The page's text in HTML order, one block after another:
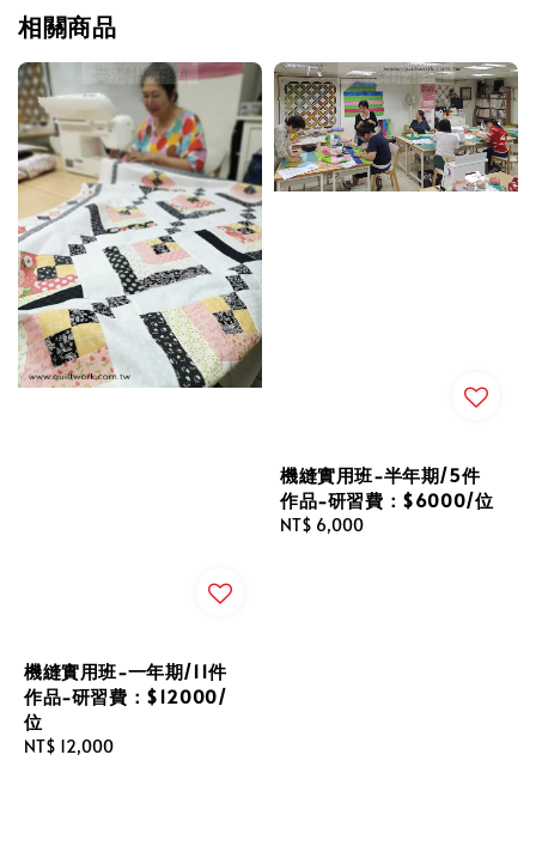
相關商品
機縫實用班-一年期/11件
作品-研習費：$12000/
位
Regular
NT$ 12,000
機縫實用班-半年期/5件
作品-研習費：$6000/位
Regular
NT$ 6,000